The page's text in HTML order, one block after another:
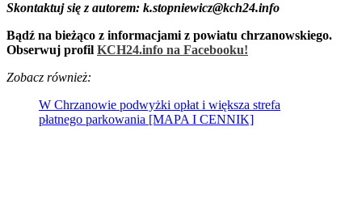
Skontaktuj się z autorem: k.stopniewicz@kch24.info
Bądź na bieżąco z informacjami z powiatu chrzanowskiego.
Obserwuj profil KCH24.info na Facebooku!
Zobacz również:
W Chrzanowie podwyżki opłat i większa strefa
płatnego parkowania [MAPA I CENNIK]